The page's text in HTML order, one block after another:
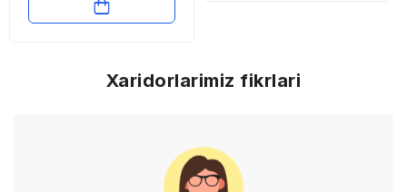
Xaridorlarimiz fikrlari